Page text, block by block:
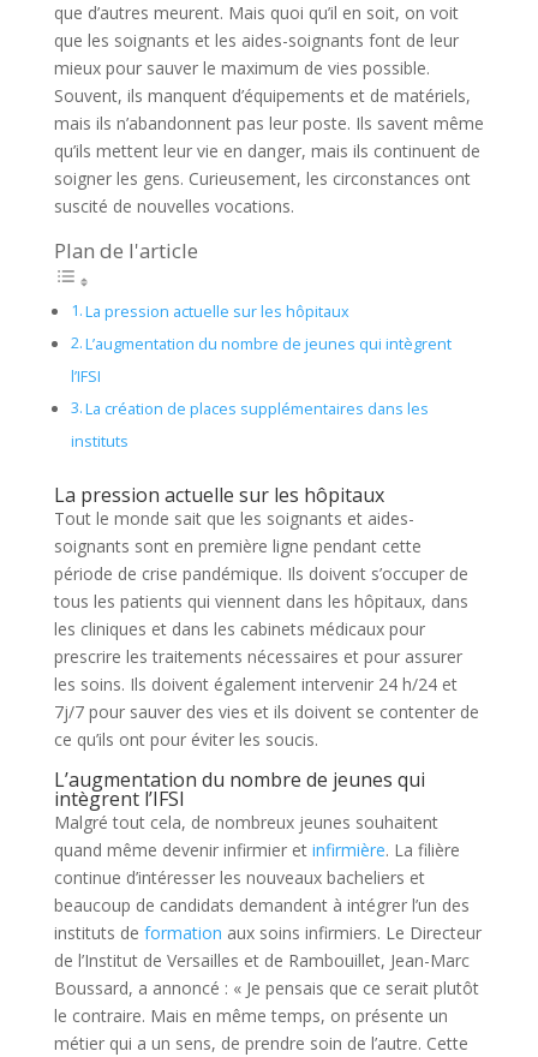
que d’autres meurent. Mais quoi qu’il en soit, on voit
que les soignants et les aides-soignants font de leur
mieux pour sauver le maximum de vies possible.
Souvent, ils manquent d’équipements et de matériels,
mais ils n’abandonnent pas leur poste. Ils savent même
qu’ils mettent leur vie en danger, mais ils continuent de
soigner les gens. Curieusement, les circonstances ont
suscité de nouvelles vocations.
Plan de l'article
La pression actuelle sur les hôpitaux
L’augmentation du nombre de jeunes qui intègrent
l’IFSI
La création de places supplémentaires dans les
instituts
La pression actuelle sur les hôpitaux
Tout le monde sait que les soignants et aides-
soignants sont en première ligne pendant cette
période de crise pandémique. Ils doivent s’occuper de
tous les patients qui viennent dans les hôpitaux, dans
les cliniques et dans les cabinets médicaux pour
prescrire les traitements nécessaires et pour assurer
les soins. Ils doivent également intervenir 24 h/24 et
7j/7 pour sauver des vies et ils doivent se contenter de
ce qu’ils ont pour éviter les soucis.
L’augmentation du nombre de jeunes qui
intègrent l’IFSI
Malgré tout cela, de nombreux jeunes souhaitent
quand même devenir infirmier et infirmière. La filière
continue d’intéresser les nouveaux bacheliers et
beaucoup de candidats demandent à intégrer l’un des
instituts de formation aux soins infirmiers. Le Directeur
de l’Institut de Versailles et de Rambouillet, Jean-Marc
Boussard, a annoncé : « Je pensais que ce serait plutôt
le contraire. Mais en même temps, on présente un
métier qui a un sens, de prendre soin de l’autre. Cette